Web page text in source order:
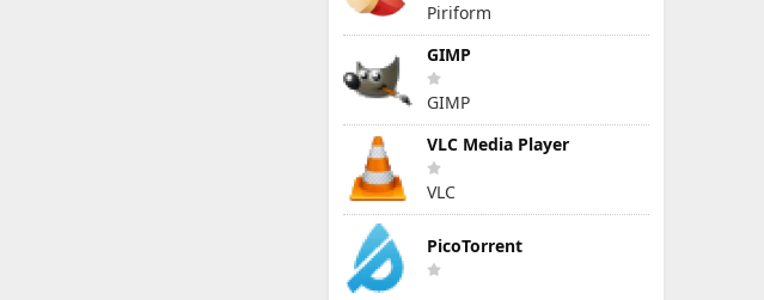
Piriform
GIMP
GIMP
VLC Media Player
VLC
PicoTorrent